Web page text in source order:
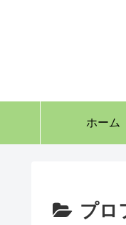
ホーム
プロ